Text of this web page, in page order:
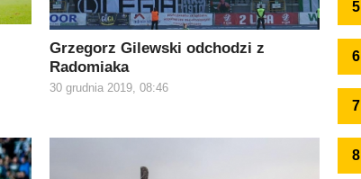
Grzegorz Gilewski odchodzi z
Radomiaka
30 grudnia 2019, 08:46
5
6
7
8